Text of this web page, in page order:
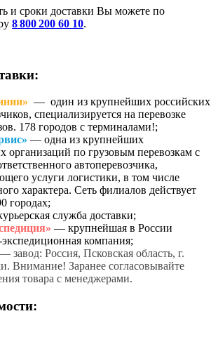
и сроки доставки Вы можете по
8 800 200 60 10.
— один из крупнейших российских
специализируется на перевозке
178 городов с терминалами!;
— одна из крупнейших
организаций по грузовым перевозкам с
автоперевозчика,
услуги логистики, в том числе
характера. Сеть филиалов действует
городах;
служба доставки;
— крупнейшая в России
компания;
— завод: Россия, Псковская область, г.
Внимание! Заранее согласовывайте
товара с менеджерами.